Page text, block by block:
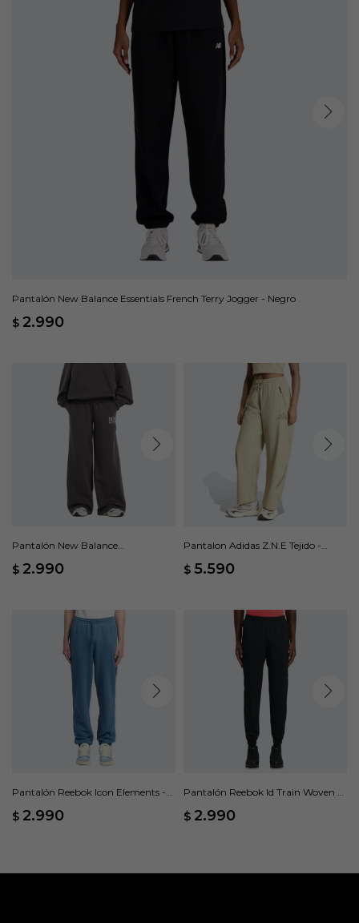
Pantalón New Balance Essentials French Terry Jogger - Negro
$ 2.990
Pantalón New Balance
$ 2.990
Pantalon Adidas Z.N.E Tejido -
$ 5.590
Pantalón Reebok Icon Elements -
$ 2.990
Pantalón Reebok Id Train Woven -
$ 2.990